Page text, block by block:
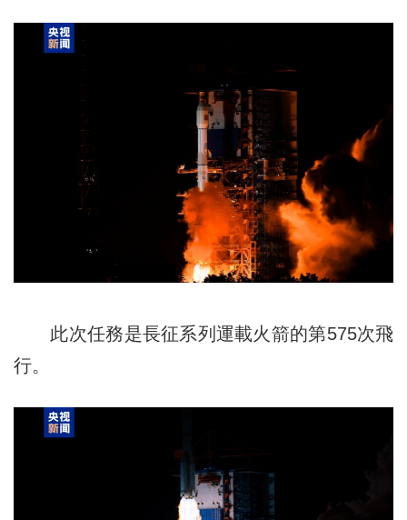
此次任務是長征系列運載火箭的第575次飛
行。